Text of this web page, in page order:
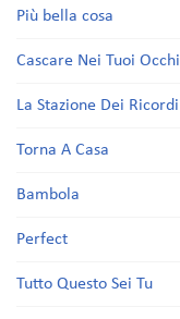
Più bella cosa
Cascare Nei Tuoi Occhi
La Stazione Dei Ricordi
Torna A Casa
Bambola
Perfect
Tutto Questo Sei Tu